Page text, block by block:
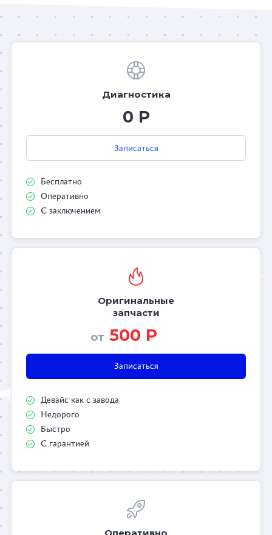
Диагностика
0 Р
Записаться
Бесплатно
Оперативно
С заключением
Оригинальные
запчасти
от 500 Р
Записаться
Девайс как с завода
Недорого
Быстро
С гарантией